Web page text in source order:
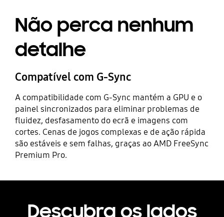
Não perca nenhum
detalhe
Compatível com G-Sync
A compatibilidade com G-Sync mantém a GPU e o
painel sincronizados para eliminar problemas de
fluidez, desfasamento do ecrã e imagens com
cortes. Cenas de jogos complexas e de ação rápida
são estáveis e sem falhas, graças ao AMD FreeSync
Premium Pro.
Descubra os lados